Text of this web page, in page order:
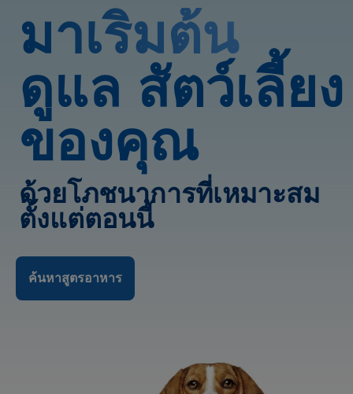
มาเริ่มต้น
ดูแล สัตว์เลี้ยง
ของคุณ
ด้วยโภชนาการที่เหมาะสม
ตั้งแต่ตอนนี้
ค้นหาสูตรอาหาร